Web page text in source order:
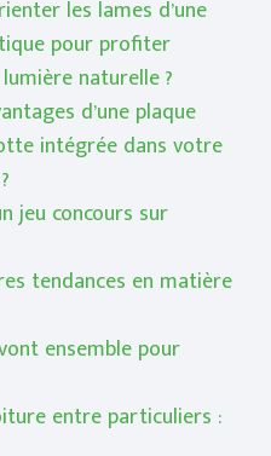
les lames d’une
pour profiter
naturelle ?
d’une plaque
intégrée dans votre
jeu concours sur
tendances en matière
ensemble pour
entre particuliers :